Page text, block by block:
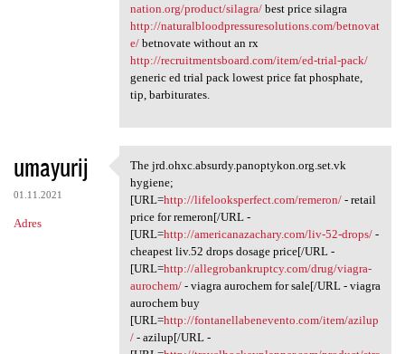
nation.org/product/silagra/best price silagra
http://naturalbloodpressuresolutions.com/betnovat
e/betnovate without an rx
http://recruitmentsboard.com/item/ed-trial-pack/
generic ed trial pack lowest price fat phosphate,
tip, barbiturates.
umayurij
01.11.2021
Adres
The jrd.ohxc.absurdy
The jrd.ohxc.absurdy.panoptykon.org.set.vk
hygiene;
[URL=http://lifelooksperfect.com/remeron/- retail
price for remeron[/URL -
[URL=http://americanazachary.com/liv-52-drops/-
cheapest liv.52 drops dosage price[/URL -
[URL=http://allegrobankruptcy.com/drug/viagra-
aurochem/- viagra aurochem for sale[/URL - viagra
aurochem buy
[URL=http://fontanellabenevento.com/item/azilup
/- azilup[/URL -